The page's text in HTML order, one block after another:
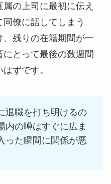
の上司に最初に伝え
僚に話してしまう
、残りの在籍期間が一
とって最後の数週間
ずです。
退職を打ち明けるの
内の噂はすぐに広ま
った瞬間に関係が悪